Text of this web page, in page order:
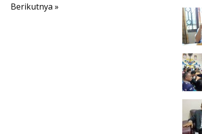
Berikutnya »